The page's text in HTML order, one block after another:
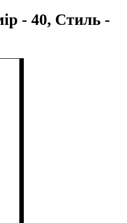
- 40, Стиль -